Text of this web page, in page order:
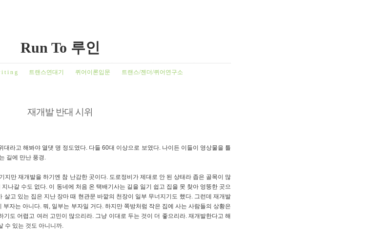
Run To 루인
t i n g 트랜스연대기 퀴어이론입문 트랜스/젠더/퀴어연구소
재개발 반대 시위
라고 해봐야 열댓 명 정도였다. 다들 60대 이상으로 보였다. 나이든 이들이 영상물을 틀
길에 만난 풍경.
지만 재개발을 하기엔 참 난감한 곳이다. 도로정비가 제대로 안 된 상태라 좁은 골목이 많
나갈 수도 없다. 이 동네에 처음 온 택배기사는 길을 잃기 쉽고 집을 못 찾아 엉뚱한 곳으
살고 있는 집은 지난 장마 때 현관문 바깥의 천장이 일부 무너지기도 했다. 그런데 재개발
자는 아니다. 뭐, 일부는 부자일 거다. 하지만 쪽방처럼 작은 집에 사는 사람들의 상황은
기도 어렵고 여러 고민이 많으리라. 그냥 이대로 두는 것이 더 좋으리라. 재개발한다고 해
수 있는 것도 아니니까.